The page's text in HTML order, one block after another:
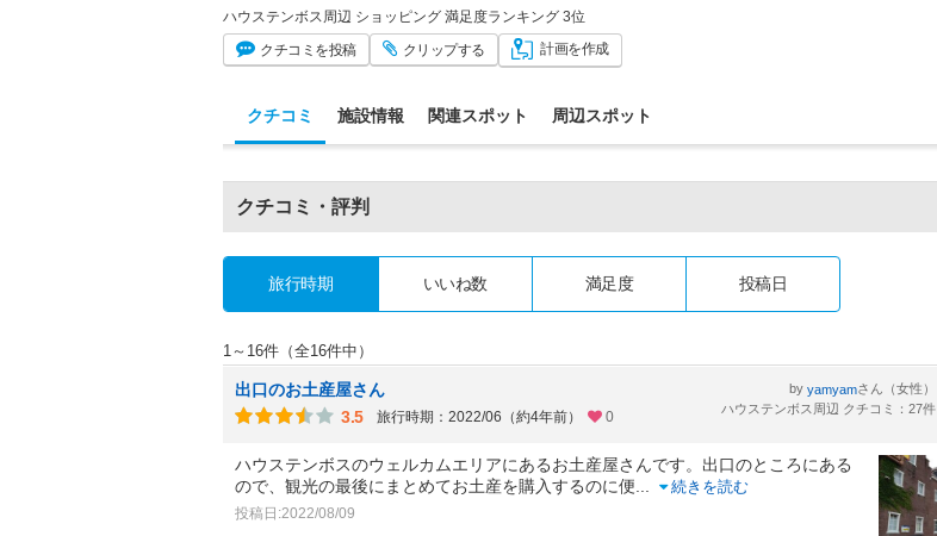
ハウステンボス周辺 ショッピング 満足度ランキング 3位
クチコミ を投稿 クリップする 計画を作成
クチコミ 施設情報 関連スポット 周辺スポット
クチコミ・評判
旅行時期 いいね数 満足度 投稿日
1～16件（全16件中）
出口のお土産屋さん
3.5
旅行時期：2022/06（約4年前） 0
by yamyamさん（女性）
ハウステンボス周辺 クチコミ：27件
ハウステンボスのウェルカムエリアにあるお土産屋さんです。出口のところにある
ので、観光の最後にまとめてお土産を購入するのに便
続きを読む
投稿日:2022/08/09